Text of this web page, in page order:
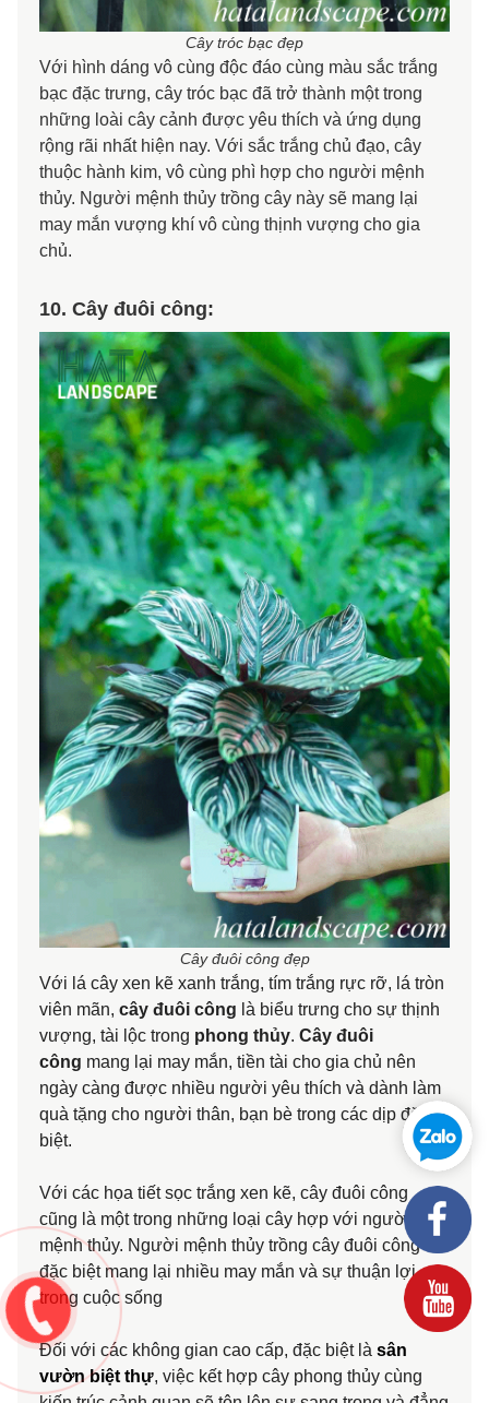
Cây tróc bạc đẹp
Với hình dáng vô cùng độc đáo cùng màu sắc trắng
bạc đặc trưng, cây tróc bạc đã trở thành một trong
những loài cây cảnh được yêu thích và ứng dụng
rộng rãi nhất hiện nay. Với sắc trắng chủ đạo, cây
thuộc hành kim, vô cùng phì hợp cho người mệnh
thủy. Người mệnh thủy trồng cây này sẽ mang lại
may mắn vượng khí vô cùng thịnh vượng cho gia
chủ.
10. Cây đuôi công:
Cây đuôi công đẹp
Với lá cây xen kẽ xanh trắng, tím trắng rực rỡ, lá tròn
viên mãn, cây đuôi công là biểu trưng cho sự thịnh
vượng, tài lộc trong phong thủy. Cây đuôi
công mang lại may mắn, tiền tài cho gia chủ nên
ngày càng được nhiều người yêu thích và dành làm
quà tặng cho người thân, bạn bè trong các dịp đặc
biệt.
Với các họa tiết sọc trắng xen kẽ, cây đuôi công
cũng là một trong những loại cây hợp với người
mệnh thủy. Người mệnh thủy trồng cây đuôi công sẽ
đặc biệt mang lại nhiều may mắn và sự thuận lợi
trong cuộc sống
Đối với các không gian cao cấp, đặc biệt là sân
vườn biệt thự, việc kết hợp cây phong thủy cùng